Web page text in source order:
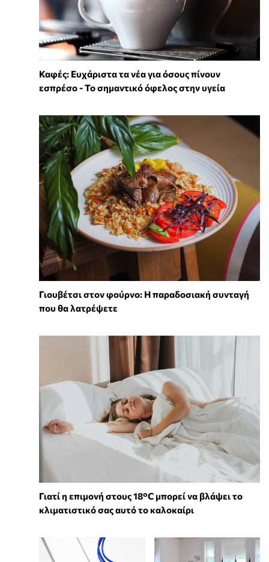
Καφές: Ευχάριστα τα νέα για όσους πίνουν
εσπρέσο - Το σημαντικό όφελος στην υγεία
Γιουβέτσι στον φούρνο: Η παραδοσιακή συνταγή
που θα λατρέψετε
Γιατί η επιμονή στους 18°C μπορεί να βλάψει το
κλιματιστικό σας αυτό το καλοκαίρι